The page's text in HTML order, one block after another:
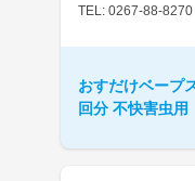
TEL: 0267-88-8270
おすだけベープ
回分 不快害虫用